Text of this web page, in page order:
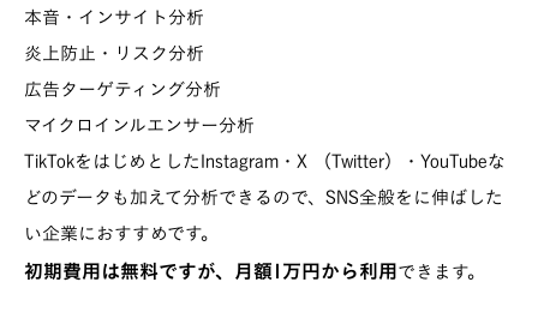
本音・インサイト分析
炎上防止・リスク分析
広告ターゲティング分析
マイクロインルエンサー分析
TikTokをはじめとしたInstagram・X （Twitter）・YouTubeな
どのデータも加えて分析できるので、SNS全般をに伸ばした
い企業におすすめです。
初期費用は無料ですが、月額1万円から利用できます。